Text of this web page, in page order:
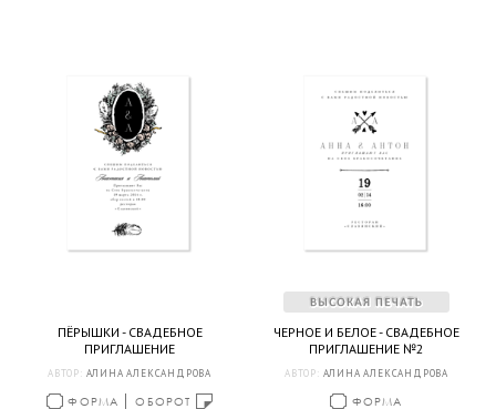
ПЁРЫШКИ - СВАДЕБНОЕ
ПРИГЛАШЕНИЕ
АВТОР: АЛИНА АЛЕКСАНДРОВА
ФОРМА ОБОРОТ
ЧЕРНОЕ И БЕЛОЕ - СВАДЕБНОЕ
ПРИГЛАШЕНИЕ №2
АВТОР: АЛИНА АЛЕКСАНДРОВА
ФОРМА